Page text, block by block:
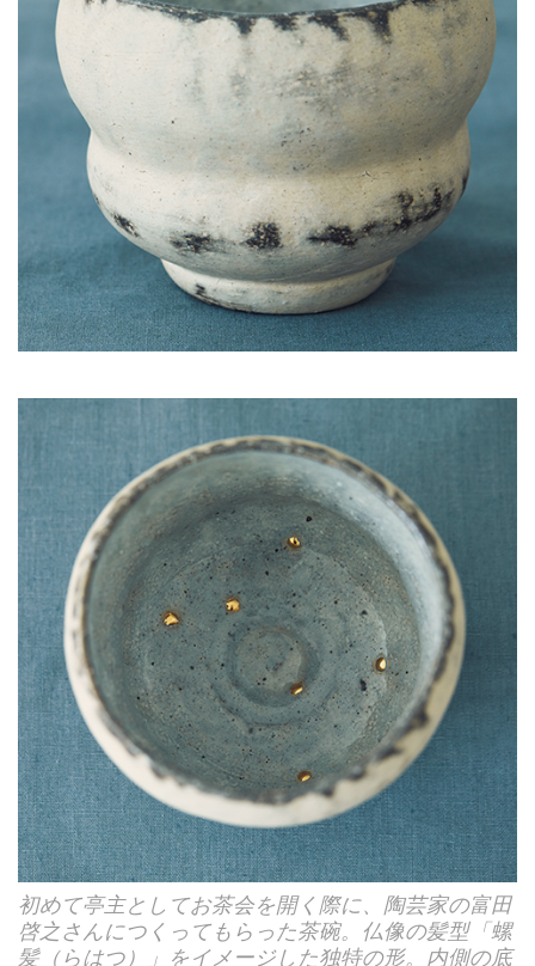
初めて亭主としてお茶会を開く際に、陶芸家の富田
啓之さんにつくってもらった茶碗。仏像の髪型「螺
髪（らはつ）」をイメージした独特の形。内側の底